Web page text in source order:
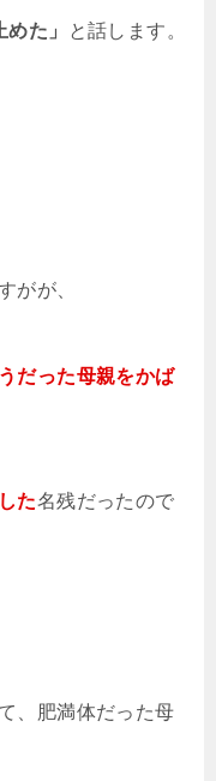
た」 と話します。
がが、
だった母親をかば
た名残だったので
、肥満体だった母